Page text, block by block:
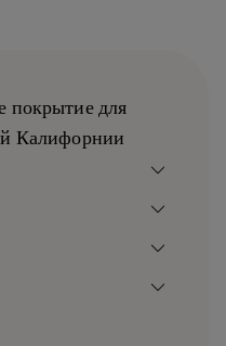
покрытие для
Калифорнии